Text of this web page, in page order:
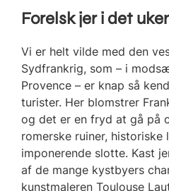
Forelsk jer i det
Vi er helt vilde med den
Sydfrankrig, som – i
Provence – er knap så
turister. Her blomstrer
og det er en fryd at gå på
romerske ruiner, historiske
imponerende slotte. Kast
af de mange kystbyers
kunstmaleren Toulouse